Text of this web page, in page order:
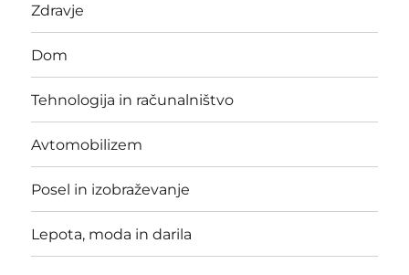
Zdravje
Dom
Tehnologija in računalništvo
Avtomobilizem
Posel in izobraževanje
Lepota, moda in darila